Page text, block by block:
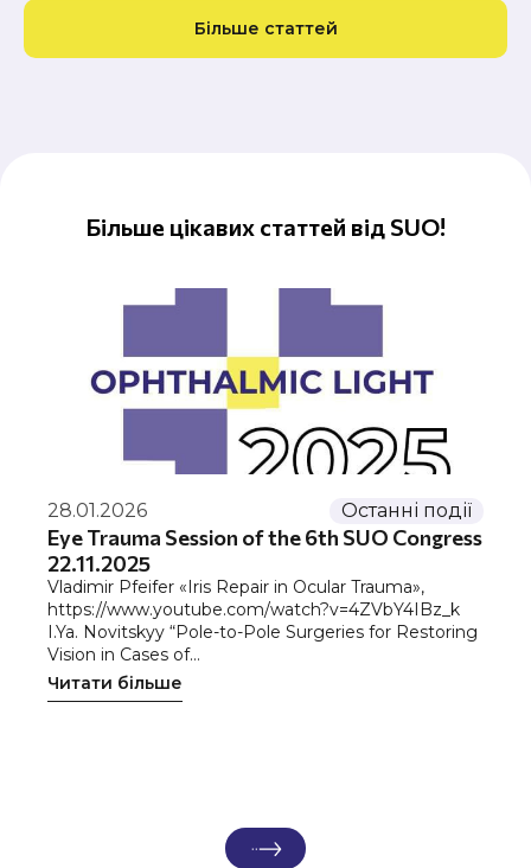
Більше статтей
Більше цікавих статтей від SUO!
28.01.2026 Останні події
Eye Trauma Session of the 6th SUO Congress
22.11.2025
Vladimir Pfeifer «Iris Repair in Ocular Trauma»,
https://www.youtube.com/watch?v=4ZVbY4IBz_k
I.Ya. Novitskyy “Pole-to-Pole Surgeries for Restoring
Vision in Cases of…
Читати більше